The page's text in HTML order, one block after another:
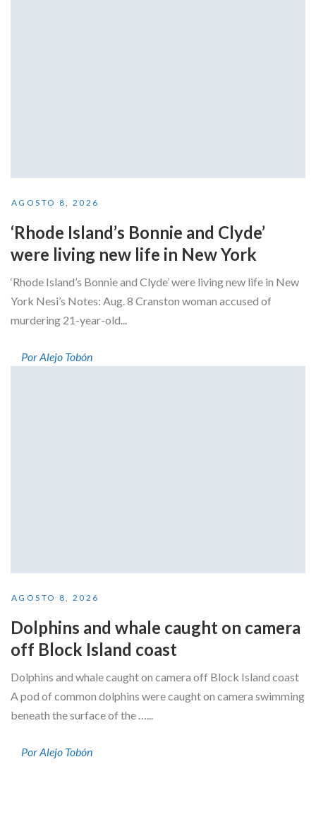
AGOSTO 8, 2026
‘Rhode Island’s Bonnie and Clyde’
were living new life in New York
‘Rhode Island’s Bonnie and Clyde’ were living new life in New
York Nesi’s Notes: Aug. 8 Cranston woman accused of
murdering 21-year-old...
Por Alejo Tobón
AGOSTO 8, 2026
Dolphins and whale caught on camera
off Block Island coast
Dolphins and whale caught on camera off Block Island coast
A pod of common dolphins were caught on camera swimming
beneath the surface of the …...
Por Alejo Tobón